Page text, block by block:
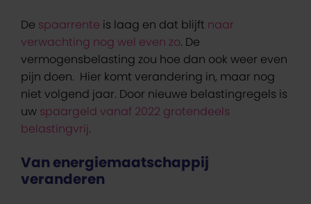
De spaarrente is laag en dat blijft naar
verwachting nog wel even zo. De
vermogensbelasting zou hoe dan ook weer even
pijn doen. Hier komt verandering in, maar nog
niet volgend jaar. Door nieuwe belastingregels is
uw spaargeld vanaf 2022 grotendeels
belastingvrij.
Van energiemaatschappij
veranderen